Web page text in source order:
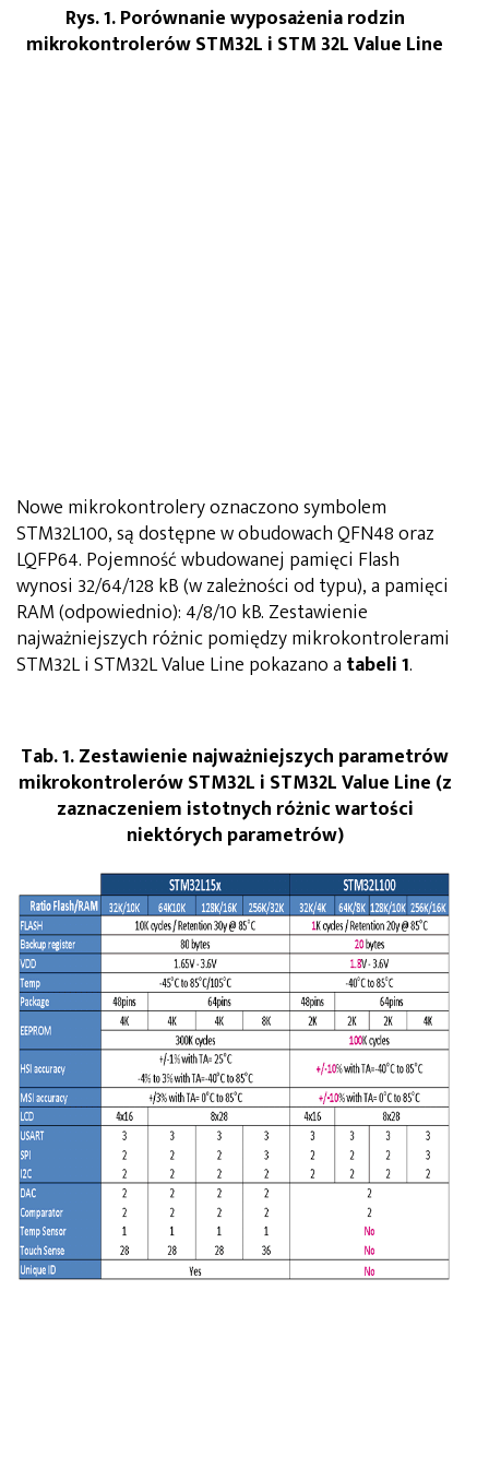
Rys. 1. Porównanie wyposażenia rodzin
mikrokontrolerów STM32L i STM 32L Value Line
Nowe mikrokontrolery oznaczono symbolem
STM32L100, są dostępne w obudowach QFN48 oraz
LQFP64. Pojemność wbudowanej pamięci Flash
wynosi 32/64/128 kB (w zależności od typu), a pamięci
RAM (odpowiednio): 4/8/10 kB. Zestawienie
najważniejszych różnic pomiędzy mikrokontrolerami
STM32L i STM32L Value Line pokazano a tabeli 1.
Tab. 1. Zestawienie najważniejszych parametrów
mikrokontrolerów STM32L i STM32L Value Line (z
zaznaczeniem istotnych różnic wartości
niektórych parametrów)